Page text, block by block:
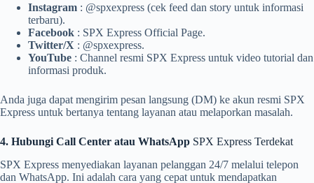
Instagram : @spxexpress (cek feed dan story untuk informasi
terbaru).
Facebook : SPX Express Official Page.
Twitter/X : @spxexpress.
YouTube : Channel resmi SPX Express untuk video tutorial dan
informasi produk.
Anda juga dapat mengirim pesan langsung (DM) ke akun resmi SPX
Express untuk bertanya tentang layanan atau melaporkan masalah.
4. Hubungi Call Center atau WhatsApp SPX Express Terdekat
SPX Express menyediakan layanan pelanggan 24/7 melalui telepon
dan WhatsApp. Ini adalah cara yang cepat untuk mendapatkan